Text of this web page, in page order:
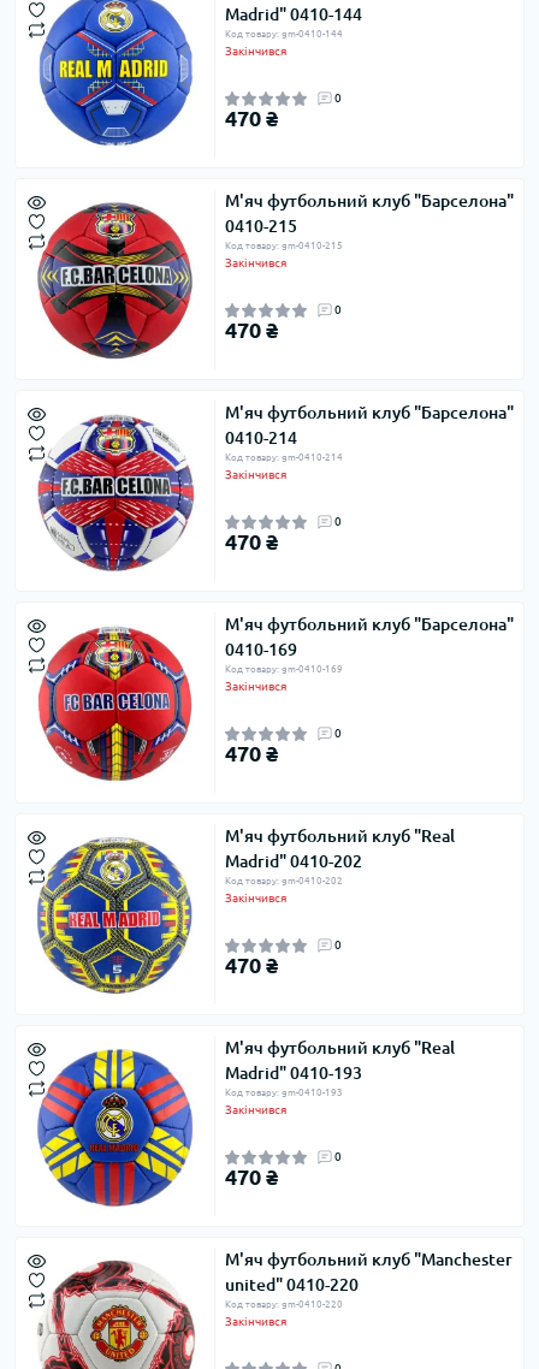
Madrid" 0410-144
Код товару: gm-0410-144
Закінчився
0
470 ₴
М'яч футбольний клуб "Барселона"
0410-215
Код товару: gm-0410-215
Закінчився
0
470 ₴
М'яч футбольний клуб "Барселона"
0410-214
Код товару: gm-0410-214
Закінчився
0
470 ₴
М'яч футбольний клуб "Барселона"
0410-169
Код товару: gm-0410-169
Закінчився
0
470 ₴
М'яч футбольний клуб "Real
Madrid" 0410-202
Код товару: gm-0410-202
Закінчився
0
470 ₴
М'яч футбольний клуб "Real
Madrid" 0410-193
Код товару: gm-0410-193
Закінчився
0
470 ₴
М'яч футбольний клуб "Manchester
united" 0410-220
Код товару: gm-0410-220
Закінчився